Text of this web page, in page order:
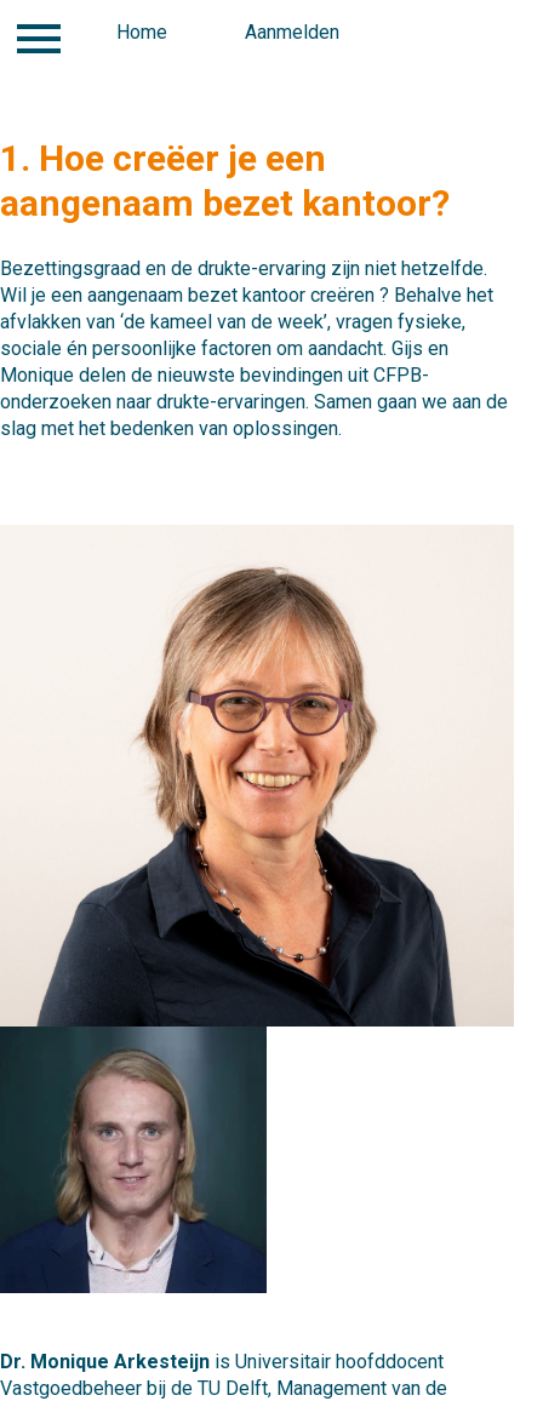
Aanmelden
Over ons
Contact Home Aanmelden
1. Hoe creëer je een
aangenaam bezet kantoor?
Bezettingsgraad en de drukte-ervaring zijn niet hetzelfde.
Wil je een aangenaam bezet kantoor creëren ? Behalve het
afvlakken van ‘de kameel van de week’, vragen fysieke,
sociale én persoonlijke factoren om aandacht. Gijs en
Monique delen de nieuwste bevindingen uit CFPB-
onderzoeken naar drukte-ervaringen. Samen gaan we aan de
slag met het bedenken van oplossingen.
Dr. Monique Arkesteijn is Universitair hoofddocent
Vastgoedbeheer bij de TU Delft, Management van de